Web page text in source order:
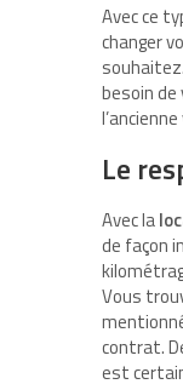
Avec ce
changer
besoin de
Le
Avec la
de façon
Vous
contrat.
est